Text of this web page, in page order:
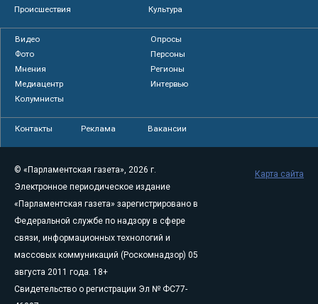
Происшествия
Культура
Видео
Опросы
Фото
Персоны
Мнения
Регионы
Медиацентр
Интервью
Колумнисты
Контакты Реклама Вакансии
© «Парламентская газета», 2026 г.
Электронное периодическое издание
«Парламентская газета» зарегистрировано в
Федеральной службе по надзору в сфере
связи, информационных технологий и
массовых коммуникаций (Роскомнадзор) 05
августа 2011 года. 18+
Свидетельство о регистрации Эл № ФС77-
Карта сайта